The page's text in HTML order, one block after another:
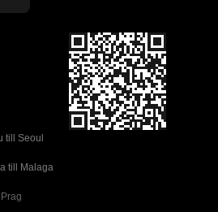
till Seoul
till Malaga